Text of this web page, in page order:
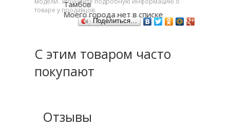
товаре у продавцов.
Поделиться…
С этим товаром часто
покупают
Отзывы
Тамбов
Моего города нет в списке